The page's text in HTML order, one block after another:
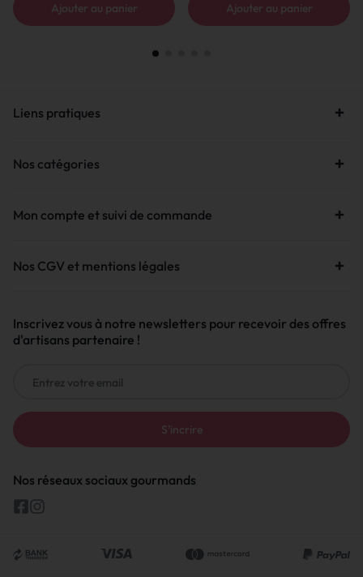
Ajouter au panier Ajouter au panier
Liens pratiques
Nos catégories
Mon compte et suivi de commande
Nos CGV et mentions légales
Inscrivez vous à notre newsletters pour recevoir des offres
d'artisans partenaire !
Nos réseaux sociaux gourmands